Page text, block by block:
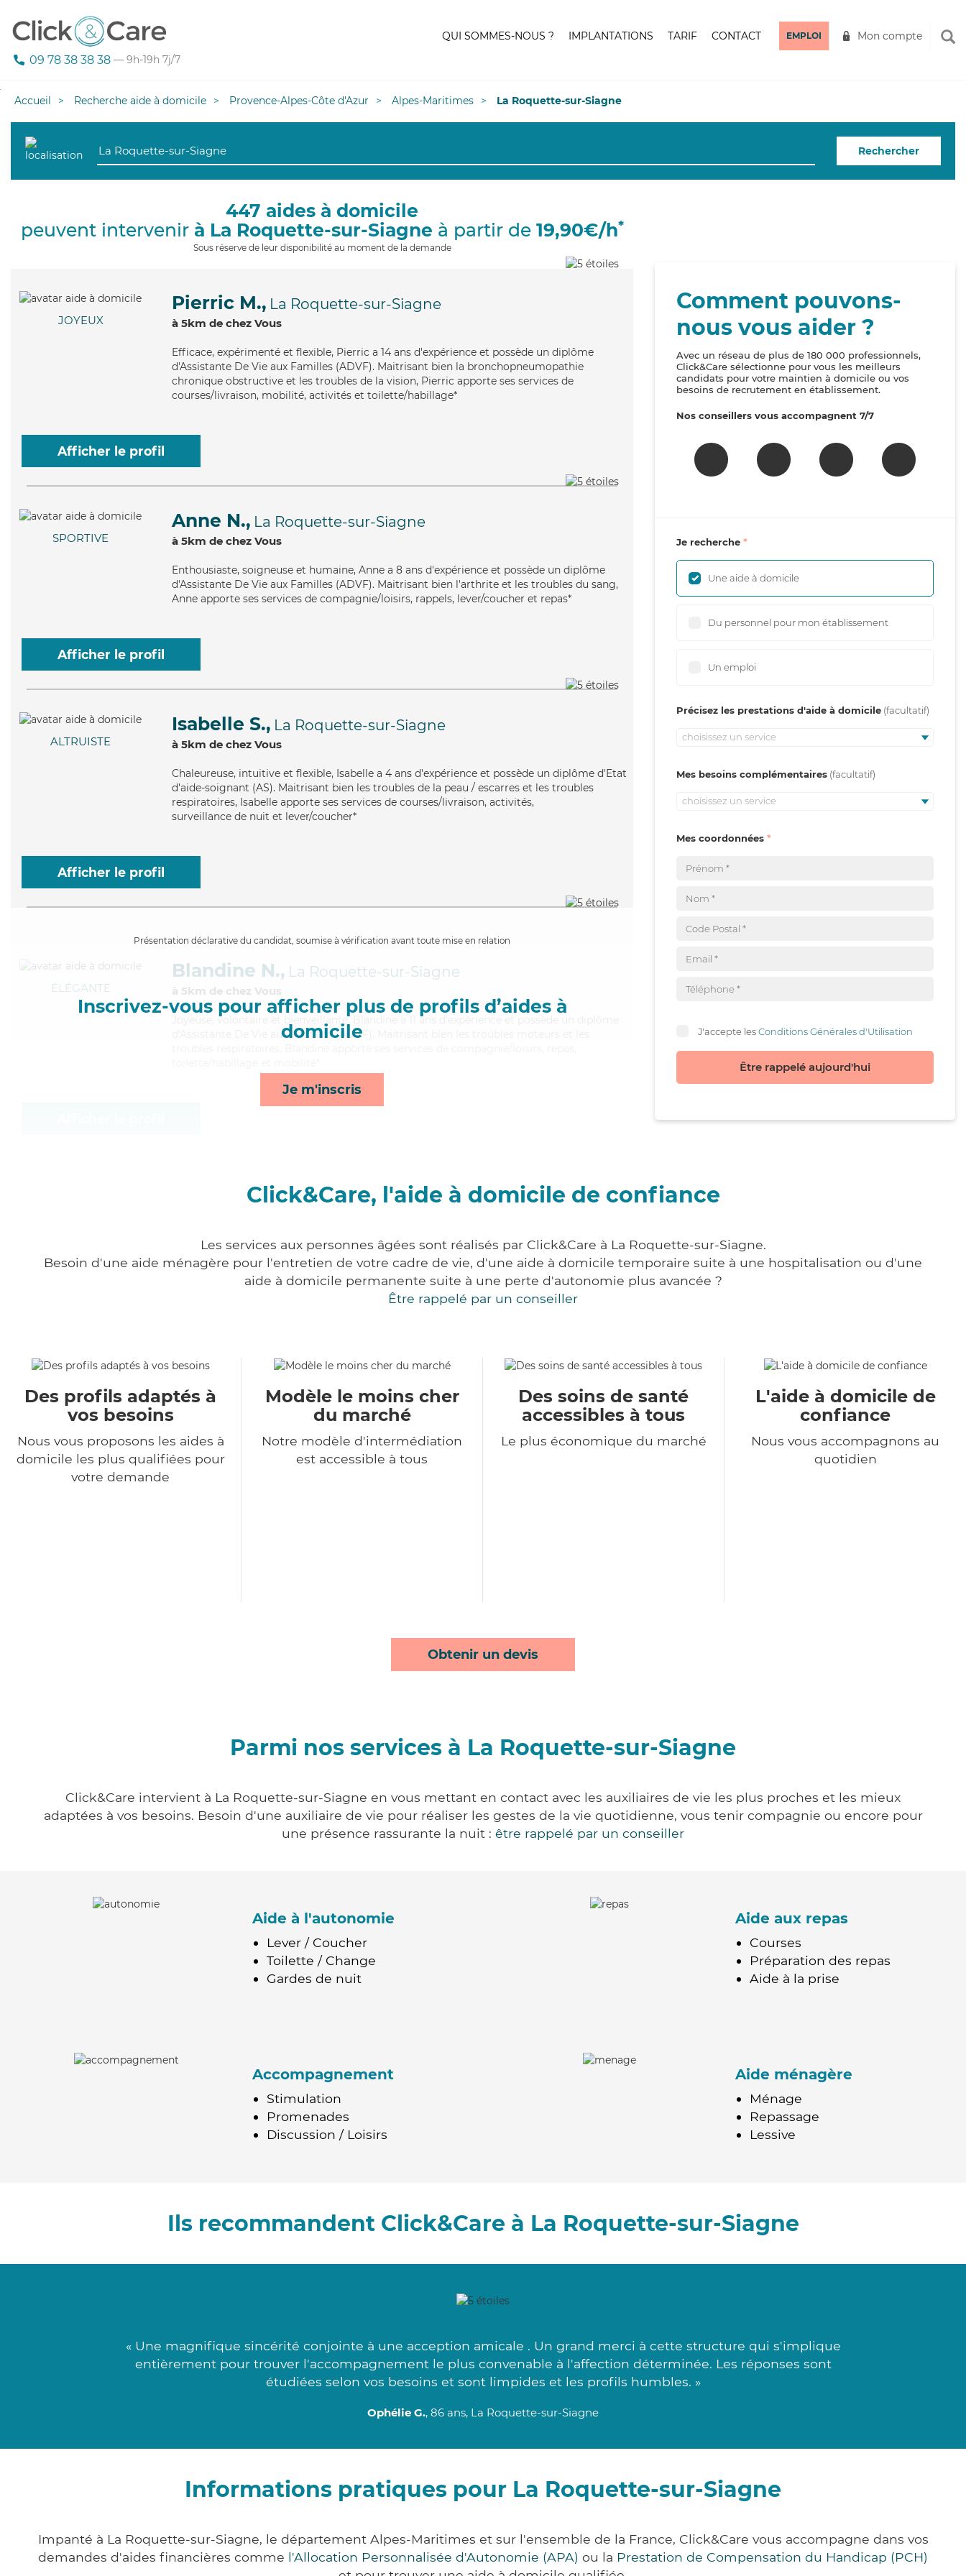
09 78 38 38 38 — 9h-19h 7j/7
QUI SOMMES-NOUS ? IMPLANTATIONS TARIF CONTACT EMPLOI Mon compte
Accueil Recherche aide à domicile Provence-Alpes-Côte d'Azur Alpes-Maritimes La Roquette-sur-Siagne
Rechercher
447 aides à domicile
peuvent intervenir à La Roquette-sur-Siagne à partir de 19,90€/h*
Sous réserve de leur disponibilité au moment de la demande
JOYEUX
Pierric M., La Roquette-sur-Siagne
à 5km de chez Vous
Efficace, expérimenté et flexible, Pierric a 14 ans d'expérience et possède un diplôme
d'Assistante De Vie aux Familles (ADVF). Maitrisant bien la bronchopneumopathie
chronique obstructive et les troubles de la vision, Pierric apporte ses services de
courses/livraison, mobilité, activités et toilette/habillage*
Afficher le profil
SPORTIVE
Anne N., La Roquette-sur-Siagne
à 5km de chez Vous
Enthousiaste, soigneuse et humaine, Anne a 8 ans d'expérience et possède un diplôme
d'Assistante De Vie aux Familles (ADVF). Maitrisant bien l'arthrite et les troubles du sang,
Anne apporte ses services de compagnie/loisirs, rappels, lever/coucher et repas*
Afficher le profil
ALTRUISTE
Isabelle S., La Roquette-sur-Siagne
à 5km de chez Vous
Chaleureuse, intuitive et flexible, Isabelle a 4 ans d'expérience et possède un diplôme d'Etat
d'aide-soignant (AS). Maitrisant bien les troubles de la peau / escarres et les troubles
respiratoires, Isabelle apporte ses services de courses/livraison, activités,
surveillance de nuit et lever/coucher*
Afficher le profil
Présentation déclarative du candidat, soumise à vérification avant toute mise en relation
Inscrivez-vous pour afficher plus de profils d’aides à
domicile
Je m'inscris
ÉLÉGANTE
Blandine N., La Roquette-sur-Siagne
à 5km de chez Vous
, volontaire et bienveillante, Blandine a 11 ans d'expérience et possède un diplôme
d'Assistante De Vie aux Familles (ADVF). Maitrisant bien les troubles moteurs et les
Comment pouvons-
nous vous aider ?
Avec un réseau de plus de 180 000 professionnels,
Click&Care sélectionne pour vous les meilleurs
candidats pour votre maintien à domicile ou vos
besoins de recrutement en établissement.
Nos conseillers vous accompagnent 7/7
Je recherche
Une aide à domicile
Du personnel pour mon établissement
Un emploi
Précisez les prestations d'aide à domicile
choisissez un service
Mes besoins complémentaires
choisissez un service
Mes coordonnées
J'accepte lesConditions Générales d'Utilisation
Être rappelé aujourd'hui
Click&Care, l'aide à domicile de confiance
Les services aux personnes âgées sont réalisés par Click&Care à La Roquette-sur-Siagne.
Besoin d'une aide ménagère pour l'entretien de votre cadre de vie, d'une aide à domicile temporaire suite à une hospitalisation ou d'une
aide à domicile permanente suite à une perte d'autonomie plus avancée ?
Être rappelé par un conseiller
Des profils adaptés à
vos besoins
Nous vous proposons les aides à
domicile les plus qualifiées pour
votre demande
Modèle le moins cher
du marché
Notre modèle d'intermédiation
est accessible à tous
Des soins de santé
accessibles à tous
Le plus économique du marché
L'aide à domicile de
confiance
Nous vous accompagnons au
quotidien
Obtenir un devis
Parmi nos services à La Roquette-sur-Siagne
Click&Care intervient à La Roquette-sur-Siagne en vous mettant en contact avec les auxiliaires de vie les plus proches et les mieux
adaptées à vos besoins. Besoin d'une auxiliaire de vie pour réaliser les gestes de la vie quotidienne, vous tenir compagnie ou encore pour
une présence rassurante la nuit : être rappelé par un conseiller
Aide à l'autonomie
Lever / Coucher
Toilette / Change
Gardes de nuit
Aide aux repas
Courses
Préparation des repas
Aide à la prise
Accompagnement
Stimulation
Promenades
Discussion / Loisirs
Aide ménagère
Ménage
Repassage
Lessive
Ils recommandent Click&Care à La Roquette-sur-Siagne
« Une magnifique sincérité conjointe à une acception amicale . Un grand merci à cette structure qui s'implique
entièrement pour trouver l'accompagnement le plus convenable à l'affection déterminée. Les réponses sont
étudiées selon vos besoins et sont limpides et les profils humbles. »
Ophélie G., 86 ans, La Roquette-sur-Siagne
Informations pratiques pour La Roquette-sur-Siagne
Impanté à La Roquette-sur-Siagne, le département Alpes-Maritimes et sur l'ensemble de la France, Click&Care vous accompagne dans vos
demandes d'aides financières comme l'Allocation Personnalisée d'Autonomie (APA) ou la Prestation de Compensation du Handicap (PCH)